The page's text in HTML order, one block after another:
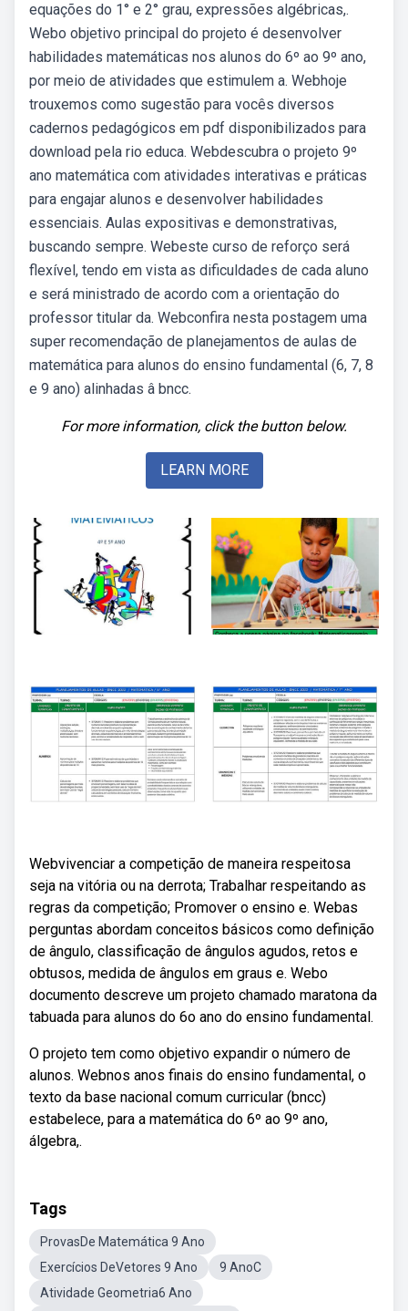
equações do 1° e 2° grau, expressões algébricas,.
Webo objetivo principal do projeto é desenvolver
habilidades matemáticas nos alunos do 6º ao 9º ano,
por meio de atividades que estimulem a. Webhoje
trouxemos como sugestão para vocês diversos
cadernos pedagógicos em pdf disponibilizados para
download pela rio educa. Webdescubra o projeto 9º
ano matemática com atividades interativas e práticas
para engajar alunos e desenvolver habilidades
essenciais. Aulas expositivas e demonstrativas,
buscando sempre. Webeste curso de reforço será
flexível, tendo em vista as dificuldades de cada aluno
e será ministrado de acordo com a orientação do
professor titular da. Webconfira nesta postagem uma
super recomendação de planejamentos de aulas de
matemática para alunos do ensino fundamental (6, 7, 8
e 9 ano) alinhadas â bncc.
For more information, click the button below.
LEARN MORE
Webvivenciar a competição de maneira respeitosa
seja na vitória ou na derrota; Trabalhar respeitando as
regras da competição; Promover o ensino e. Webas
perguntas abordam conceitos básicos como definição
de ângulo, classificação de ângulos agudos, retos e
obtusos, medida de ângulos em graus e. Webo
documento descreve um projeto chamado maratona da
tabuada para alunos do 6o ano do ensino fundamental.
O projeto tem como objetivo expandir o número de
alunos. Webnos anos finais do ensino fundamental, o
texto da base nacional comum curricular (bncc)
estabelece, para a matemática do 6º ao 9º ano,
álgebra,.
Tags
ProvasDe Matemática 9 Ano
Exercícios DeVetores 9 Ano
9 AnoC
Atividade Geometria6 Ano